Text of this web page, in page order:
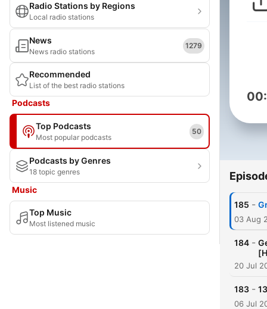
Radio Stations by Regions
Local radio stations
News
News radio stations
1279
Recommended
List of the best radio stations
Podcasts
Top Podcasts
Most popular podcasts
50
Podcasts by Genres
18 topic genres
Music
Top Music
Most listened music
185 -
03 Aug
184 -
20 Jul
183 -
06 Jul